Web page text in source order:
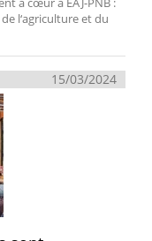
l‘agriculture et du
15/03/2024